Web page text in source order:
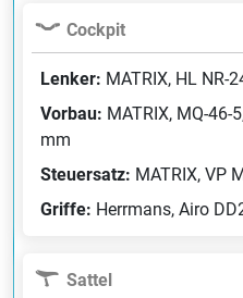
Cockpit
Lenker: MATRIX, HL NR-
Vorbau: MATRIX, MQ-46-
mm
Steuersatz: MATRIX, VP
Griffe: Herrmans, Airo
Sattel